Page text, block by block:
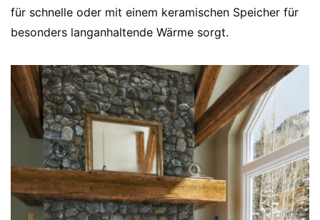
für schnelle oder mit einem keramischen Speicher für
besonders langanhaltende Wärme sorgt.